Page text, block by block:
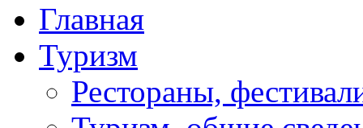
Главная
Туризм
Рестораны,